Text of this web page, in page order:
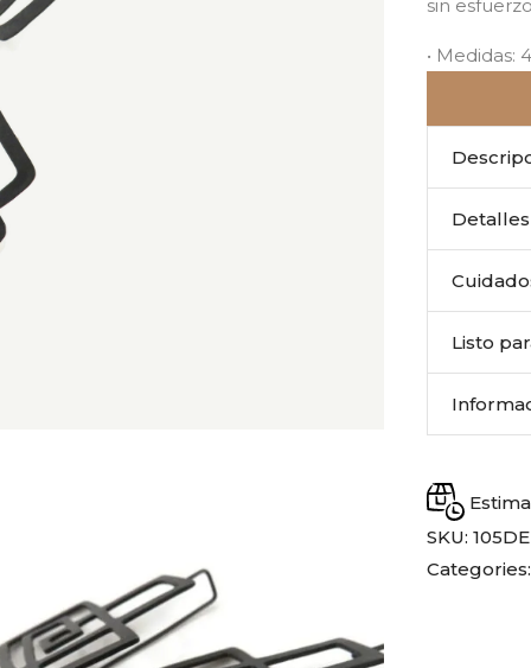
sin
• Medidas:
Detalles
Listo
SKU: